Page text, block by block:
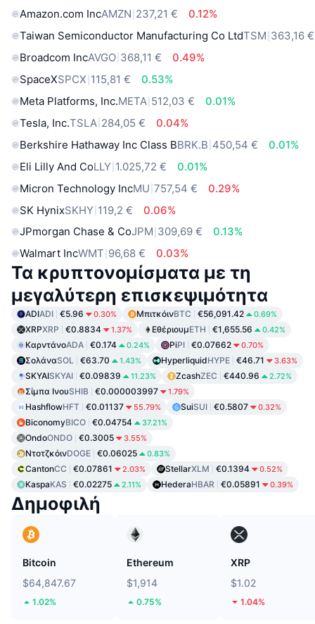
Amazon.com IncAMZN 237,21 €
0.12%
Taiwan Semiconductor Manufacturing Co LtdTSM 363,16 €
Broadcom IncAVGO 368,11 €
0.49%
SpaceXSPCX 115,81 €
0.53%
Meta Platforms, Inc.META 512,03 €
0.01%
Tesla, Inc.TSLA 284,05 €
0.04%
Berkshire Hathaway Inc Class BBRK.B 450,54 €
0.01%
Eli Lilly And CoLLY 1.025,72 €
0.01%
Micron Technology IncMU 757,54 €
0.29%
SK HynixSKHY 119,2 €
0.06%
JPmorgan Chase & CoJPM 309,69 €
0.13%
Walmart IncWMT 96,68 € 0.03%
Τα κρυπτονομίσματα με τη
μεγαλύτερη επισκεψιμότητα
ADIADI €5.96 0.30% ΜπιτκόινBTC €56,091.42 0.69%
XRPXRP €0.8834 1.37% ΕθέριουμETH €1,655.56 0.42%
ΚαρντάνοADA €0.174 0.24% PiPI €0.07662 0.70%
ΣολάναSOL €63.70 1.43% HyperliquidHYPE €46.71 3.63%
SKYAISKYAI €0.09839 11.23% ZcashZEC €440.96 2.72%
Σίμπα ΙνουSHIB €0.000003997 1.79%
HashflowHFT €0.01137 55.79% SuiSUI €0.5807 0.32%
BiconomyBICO €0.04754 37.21%
OndoONDO €0.3005 3.55%
ΝτοτζκόινDOGE €0.06025 0.83%
CantonCC €0.07861 2.03% StellarXLM €0.1394 0.52%
KaspaKAS €0.02275 2.11% HederaHBAR €0.05891 0.39%
Δημοφιλή
Bitcoin
$64,847.67
1.02%
Ethereum
$1,914
0.75%
XRP
$1.02
1.04%